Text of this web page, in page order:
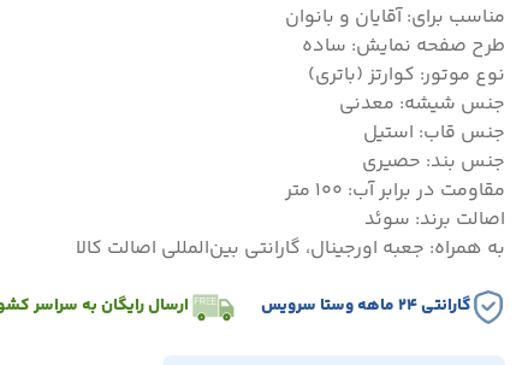
مناسب برای: آقایان و بانوان
طرح صفحه نمایش: ساده
نوع موتور: کوارتز (باتری)
جنس شیشه: معدنی
جنس قاب: استیل
جنس بند: حصیری
مقاومت در برابر آب: 100 متر
اصالت برند: سوئد
به همراه: جعبه اورجینال، گارانتی بین‌المللی اصالت کالا
گارانتی ۲۴ ماهه وستا سرویس ارسال رایگان به سراسر